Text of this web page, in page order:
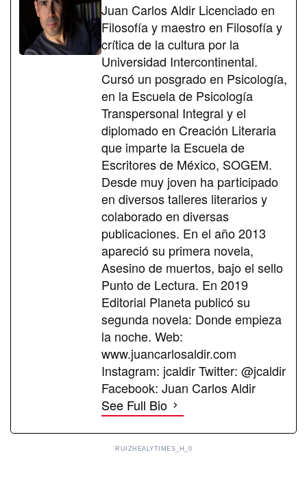
Juan Carlos Aldir Licenciado en
Filosofía y maestro en Filosofía y
crítica de la cultura por la
Universidad Intercontinental.
Cursó un posgrado en Psicología,
en la Escuela de Psicología
Transpersonal Integral y el
diplomado en Creación Literaria
que imparte la Escuela de
Escritores de México, SOGEM.
Desde muy joven ha participado
en diversos talleres literarios y
colaborado en diversas
publicaciones. En el año 2013
apareció su primera novela,
Asesino de muertos, bajo el sello
Punto de Lectura. En 2019
Editorial Planeta publicó su
segunda novela: Donde empieza
la noche. Web:
www.juancarlosaldir.com
Instagram: jcaldir Twitter: @jcaldir
Facebook: Juan Carlos Aldir
See Full Bio
RUIZHEALYTIMES_H_0